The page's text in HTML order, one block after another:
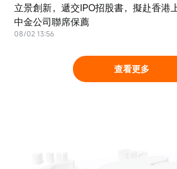
立景創新，遞交IPO招股書，擬赴香港
中金公司聯席保薦
08/02 13:56
查看更多